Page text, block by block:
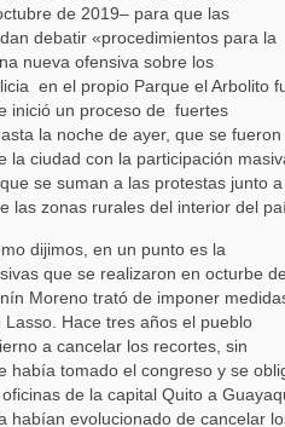
de 2019– para que las
debatir «procedimientos para la
nueva ofensiva sobre los
en el propio Parque el Arbolito
inició un proceso de fuertes
la noche de ayer, que se fueron
la ciudad con la participación
se suman a las protestas junto
las zonas rurales del interior del
dijimos, en un punto es la
que se realizaron en octurbe
Moreno trató de imponer
Hace tres años el pueblo
a cancelar los recortes, sin
había tomado el congreso y se
de la capital Quito a
habían evolucionado de cancelar